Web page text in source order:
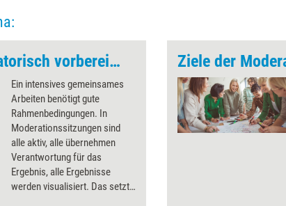
Moderation organisatorisch vorbereiten
Ein intensives gemeinsames
Arbeiten benötigt gute
Rahmenbedingungen. In
Moderationssitzungen sind
alle aktiv, alle übernehmen
Verantwortung für das
Ergebnis, alle Ergebnisse
werden visualisiert. Das setzt
Ziele der